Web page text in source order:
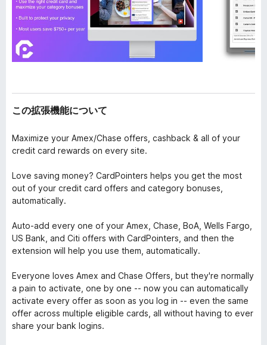
この拡張機能について
Maximize your Amex/Chase offers, cashback & all of your
credit card rewards on every site.
Love saving money? CardPointers helps you get the most
out of your credit card offers and category bonuses,
automatically.
Auto-add every one of your Amex, Chase, BoA, Wells Fargo,
US Bank, and Citi offers with CardPointers, and then the
extension will help you use them, automatically.
Everyone loves Amex and Chase Offers, but they're normally
a pain to activate, one by one -- now you can automatically
activate every offer as soon as you log in -- even the same
offer across multiple eligible cards, all without having to ever
share your bank logins.